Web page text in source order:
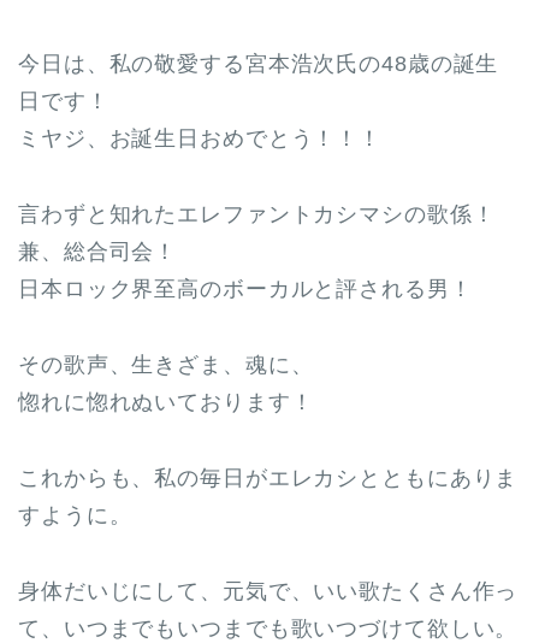
今日は、私の敬愛する宮本浩次氏の48歳の誕生
日です！
ミヤジ、お誕生日おめでとう！！！
言わずと知れたエレファントカシマシの歌係！
兼、総合司会！
日本ロック界至高のボーカルと評される男！
その歌声、生きざま、魂に、
惚れに惚れぬいております！
これからも、私の毎日がエレカシとともにありま
すように。
身体だいじにして、元気で、いい歌たくさん作っ
て、いつまでもいつまでも歌いつづけて欲しい。